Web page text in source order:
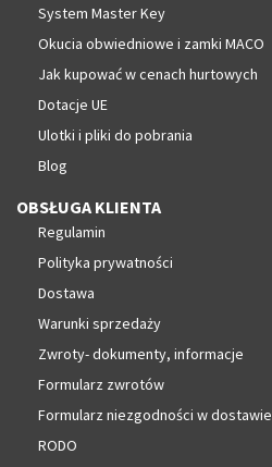
System Master Key
Okucia obwiedniowe i zamki MACO
Jak kupować w cenach hurtowych
Dotacje UE
Ulotki i pliki do pobrania
Blog
OBSŁUGA KLIENTA
Regulamin
Polityka prywatności
Dostawa
Warunki sprzedaży
Zwroty- dokumenty, informacje
Formularz zwrotów
Formularz niezgodności w dostawie
RODO